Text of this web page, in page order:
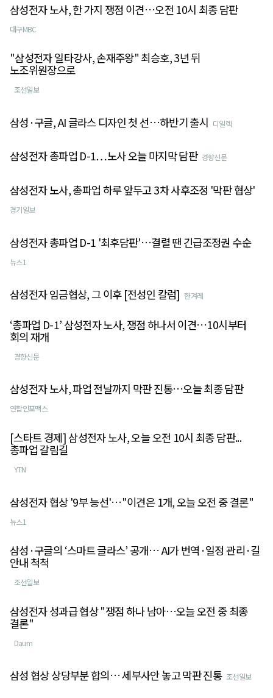
삼성전자 노사, 한 가지 쟁점 이견…오전 10시 최종 담판
대구MBC
"삼성전자 일타강사, 손재주왕" 최승호, 3년 뒤
노조위원장으로
조선일보
삼성·구글, AI 글라스 디자인 첫 선…하반기 출시 디일렉
삼성전자 총파업 D-1…노사 오늘 마지막 담판 경향신문
삼성전자 노사, 총파업 하루 앞두고 3차 사후조정 '막판 협상'
경기일보
삼성전자 총파업 D-1 '최후담판'…결렬 땐 긴급조정권 수순
뉴스1
삼성전자 임금협상, 그 이후 [전성인 칼럼] 한겨레
‘총파업 D-1’ 삼성전자 노사, 쟁점 하나서 이견…10시부터
회의 재개
경향신문
삼성전자 노사, 파업 전날까지 막판 진통…오늘 최종 담판
연합인포맥스
[스타트 경제] 삼성전자 노사, 오늘 오전 10시 최종 담판...
총파업 갈림길
YTN
삼성전자 협상 '9부 능선'…"이견은 1개, 오늘 오전 중 결론"
뉴스1
삼성·구글의 ‘스마트 글라스’ 공개… AI가 번역·일정 관리·길
안내 척척
조선일보
삼성전자 성과급 협상 "쟁점 하나 남아…오늘 오전 중 최종
결론"
Daum
삼성 협상 상당부분 합의… 세부사안 놓고 막판 진통 조선일보